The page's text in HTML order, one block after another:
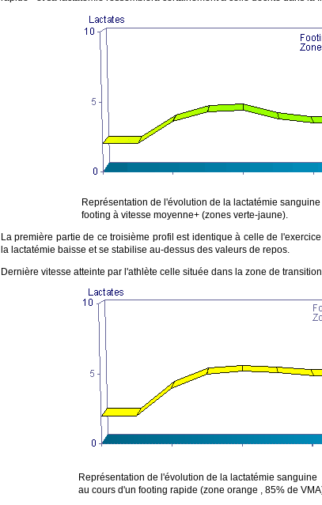
Représentation de l'évolution de la lactatémie
footing à vitesse moyenne+ (zones verte-jaune).
La première partie de ce troisième profil est identique à celle de
la lactatémie baisse et se stabilise au-dessus des valeurs de repos.
Dernière vitesse atteinte par l'athlète celle située dans la zone de
Représentation de l'évolution de la lactatémie sanguine
au cours d'un footing rapide (zone orange , 85% de